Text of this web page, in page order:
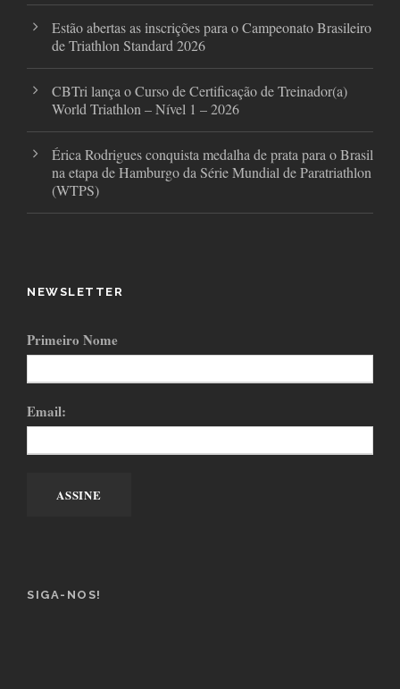
Estão abertas as inscrições para o Campeonato Brasileiro
de Triathlon Standard 2026
CBTri lança o Curso de Certificação de Treinador(a)
World Triathlon – Nível 1 – 2026
Érica Rodrigues conquista medalha de prata para o Brasil
na etapa de Hamburgo da Série Mundial de Paratriathlon
(WTPS)
NEWSLETTER
Primeiro Nome
Email:
SIGA-NOS!